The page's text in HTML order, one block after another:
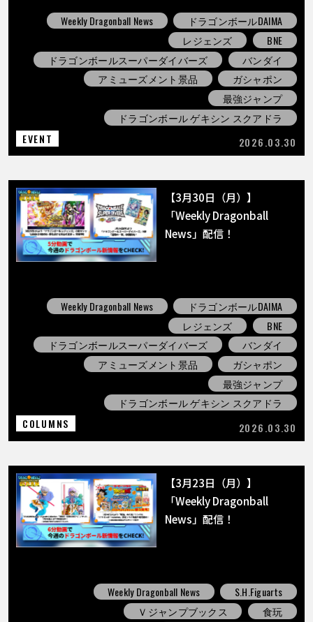
Weekly Dragonball News
ドラゴンボールDAIMA
レジェンズ
BNE
ドラゴンボールスーパーダイバーズ
バンダイ
アミューズメント景品
ガシャポン
最強ジャンプ
ドラゴンボール ゲキシン スクアドラ
EVENT
2026.03.30
【3月30日（月）】
「Weekly Dragonball
News」配信！
Weekly Dragonball News
ドラゴンボールDAIMA
レジェンズ
BNE
ドラゴンボールスーパーダイバーズ
バンダイ
アミューズメント景品
ガシャポン
最強ジャンプ
ドラゴンボール ゲキシン スクアドラ
COLUMNS
2026.03.30
【3月23日（月）】
「Weekly Dragonball
News」配信！
Weekly Dragonball News
S.H.Figuarts
Ｖジャンプブックス
食玩